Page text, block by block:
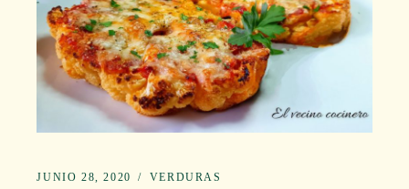
JUNIO 28, 2020 VERDURAS